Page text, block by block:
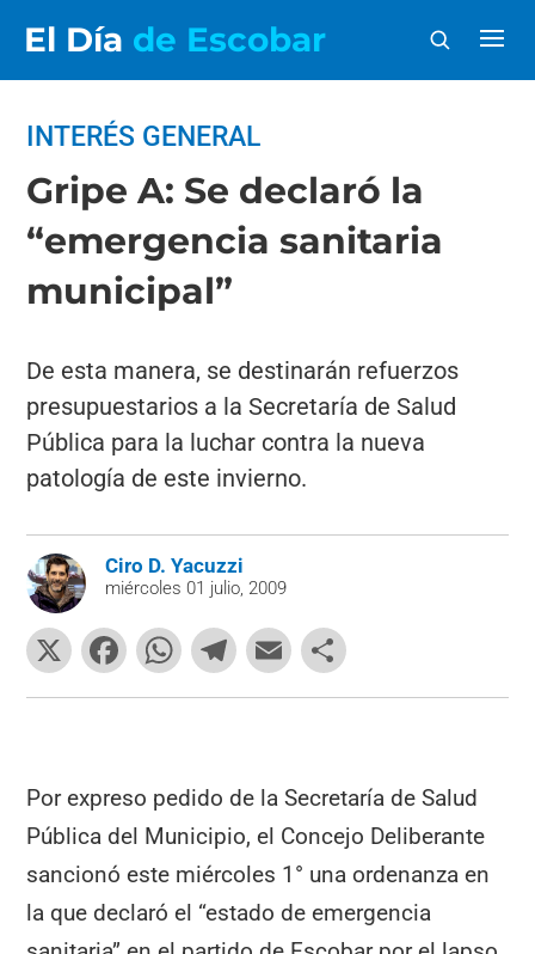
El Día de Escobar
INTERÉS GENERAL
Gripe A: Se declaró la
“emergencia sanitaria
municipal”
De esta manera, se destinarán refuerzos
presupuestarios a la Secretaría de Salud
Pública para la luchar contra la nueva
patología de este invierno.
Ciro D. Yacuzzi
miércoles 01 julio, 2009
X
F
a
b
o
o
k
W
h
A
p
p
T
el
a
m
E
m o
ar
tir
Por expreso pedido de la Secretaría de Salud
Pública del Municipio, el Concejo Deliberante
sancionó este miércoles 1° una ordenanza en
la que declaró el “estado de emergencia